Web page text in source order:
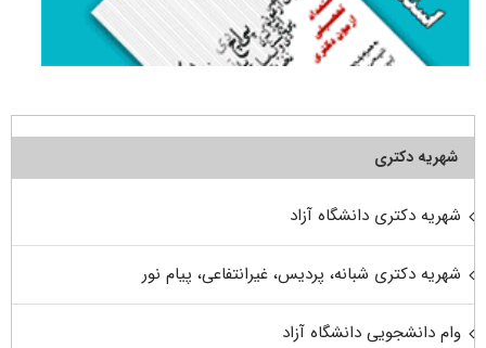
شهریه دکتری
شهریه دکتری دانشگاه آزاد
شهریه دکتری شبانه، پردیس، غیرانتفاعی، پیام نور
وام دانشجویی دانشگاه آزاد